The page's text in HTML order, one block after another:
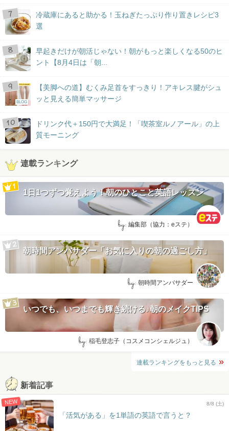
冷蔵庫にあると助かる！玉ねぎたっぷり作り置きレシピ3
選
早起きだけが朝活じゃない！朝がもっと楽しくなる50のヒ
ント【8月4日は「朝...
BLOG
【美脚への道】むくみ足首をすっきり！アキレス腱がシュ
ッと見える簡単マッサージ
ドリンク代＋150円で大満足！「喫茶室ルノアール」の上
質モーニング
連載ランキング
1日1つずつ覚えよう！朝のひとこと英語レッスン
by: 編集部（協力：eステ）
朝時間アンバサダー「お気に入りの朝の過ごし方」
by: 朝時間アンバサダー
いつでも、いつまでも輝き続ける♪朝のメイクTIPS
by: 稲毛登志子（コスメコンシェルジュ）
連載ランキングをもっと見る
新着記事
NEW 8/8 (土)
「活気がある」を1単語の英語で言うと？